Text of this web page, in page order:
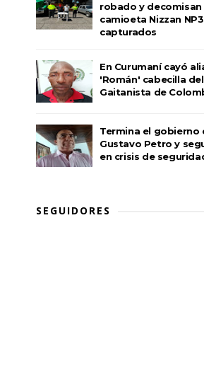
robado y decomisan
camioeta Nizzan
capturados
En Curumaní cayó
'Román' cabecilla
Gaitanista de
Termina el gobierno
Gustavo Petro y
en crisis de
SEGUIDORES